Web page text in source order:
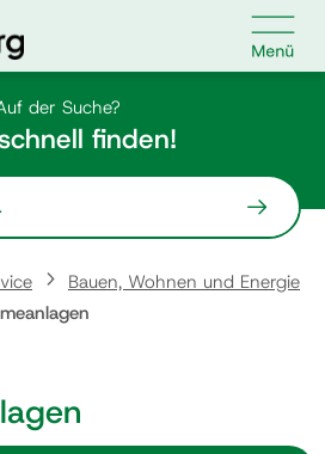

der Suche?
finden!
Bauen, Wohnen und Energie